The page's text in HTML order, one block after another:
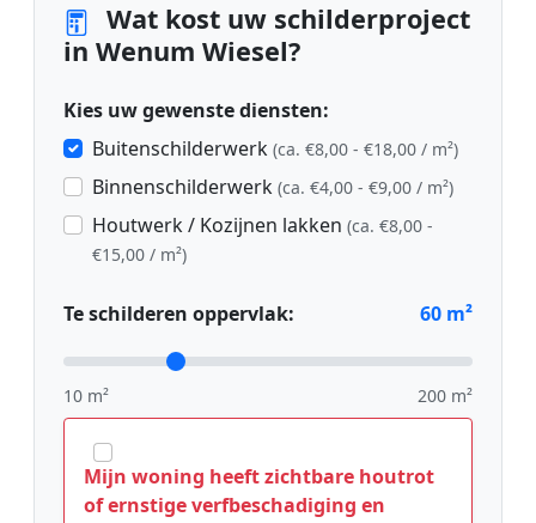
Wat kost uw schilderproject
in Wenum Wiesel?
Kies uw gewenste diensten:
Buitenschilderwerk (ca. €8,00 - €18,00 / m²)
Binnenschilderwerk (ca. €4,00 - €9,00 / m²)
Houtwerk / Kozijnen lakken (ca. €8,00 -
€15,00 / m²)
Te schilderen oppervlak: 60 m²
10 m² 200 m²
Mijn woning heeft zichtbare houtrot
of ernstige verfbeschadiging en